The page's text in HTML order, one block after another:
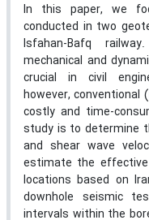
In this paper, we
conducted in two
Isfahan-Bafq
mechanical and
crucial in civil
however, conventional
costly and time-
study is to determine
and shear wave
estimate the effective
locations based on
downhole seismic
intervals within the